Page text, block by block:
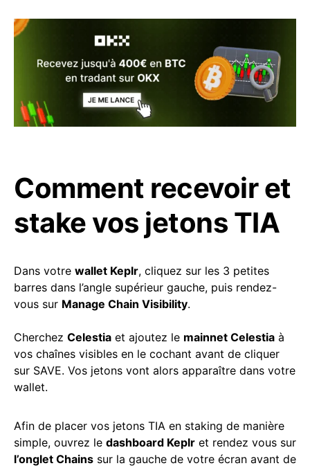
Comment recevoir et
stake vos jetons TIA
Dans votre wallet Keplr, cliquez sur les 3 petites
barres dans l’angle supérieur gauche, puis rendez-
vous sur Manage Chain Visibility.
Cherchez Celestia et ajoutez le mainnet Celestia à
vos chaînes visibles en le cochant avant de cliquer
sur SAVE. Vos jetons vont alors apparaître dans votre
wallet.
Afin de placer vos jetons TIA en staking de manière
simple, ouvrez le dashboard Keplr et rendez vous sur
l’onglet Chains sur la gauche de votre écran avant de